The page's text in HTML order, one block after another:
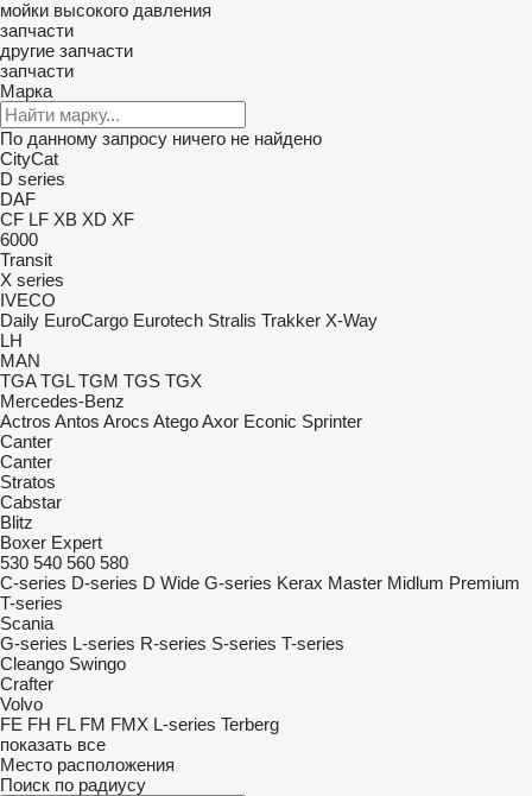
мойки высокого давления
запчасти
другие запчасти
запчасти
Марка
По данному запросу ничего не найдено
CityCat
D series
DAF
CF LF XB XD XF
6000
Transit
X series
IVECO
Daily EuroCargo Eurotech Stralis Trakker X-Way
LH
MAN
TGA TGL TGM TGS TGX
Mercedes-Benz
Actros Antos Arocs AtegoAxor Econic Sprinter
Canter
Canter
Stratos
Cabstar
Blitz
Boxer Expert
530 540 560 580
C-series D-series D Wide G-series Kerax Master Midlum Premium
T-series
Scania
G-series L-series R-series S-series T-series
Cleango Swingo
Crafter
Volvo
FE FH FL FM FMX L-series Terberg
показать все
Место расположения
Поиск по радиусу